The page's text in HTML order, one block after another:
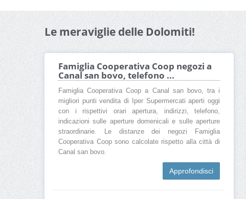
Le meraviglie delle Dolomiti!
Famiglia Cooperativa Coop negozi a
Canal san bovo, telefono ...
Famiglia Cooperativa Coop a Canal san bovo, tra i
migliori punti vendita di Iper Supermercati aperti oggi
con i rispettivi orari apertura, indirizzi, telefono,
indicazioni sulle aperture domenicali e sulle aperture
straordinarie. Le distanze dei negozi Famiglia
Cooperativa Coop sono calcolate rispetto alla città di
Canal san bovo.
Approfondisci